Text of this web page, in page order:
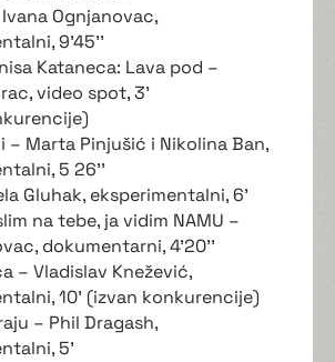
Ognjanovac,
9'45''
Kataneca: Lava pod –
video spot, 3'
– Marta Pinjušić i Nikolina Ban,
5 26''
Gluhak, eksperimentalni, 6'
na tebe, ja vidim NAMU –
dokumentarni, 4'20''
– Vladislav Knežević,
10' (izvan konkurencije)
– Phil Dragash,
5'